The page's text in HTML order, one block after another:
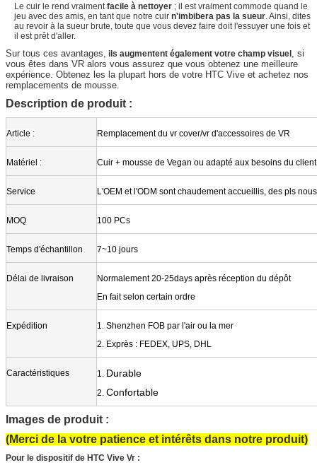
Le cuir le rend vraimentfacile à nettoyer ; il est vraiment commode quand le
jeu avec des amis, en tant que notre cuir n'imbibera pas la sueur. Ainsi, dites
au revoir à la sueur brute, toute que vous devez faire doit l'essuyer une fois et
il est prêt d'aller.
Sur tous ces avantages, ils augmentent également votre champ visuel , si
vous êtes dans VR alors vous assurez que vous obtenez une meilleure
expérience. Obtenez les la plupart hors de votre HTC Vive et achetez nos
remplacements de mousse.
Description de produit :
Article : Remplacement du vr cover/vr d'accessoires de VR
Matériel : Cuir + mousse de Vegan ou adapté aux besoins du client
Service L'OEM et l'ODM sont chaudement accueillis, des pls
MOQ 100 PCs
Temps d'échantillon 7~10 jours
Délai de livraison
Normalement 20-25days après réception du dépôt
En fait selon certain ordre
Expédition 1. Shenzhen FOB par l'air ou la mer
2. Exprès : FEDEX, UPS, DHL
Caractéristiques 1. Durable
2. Confortable
Images de produit :
(Merci de la votre patience et intérêts dans notre produit)
Pour le dispositif de HTC Vive Vr :